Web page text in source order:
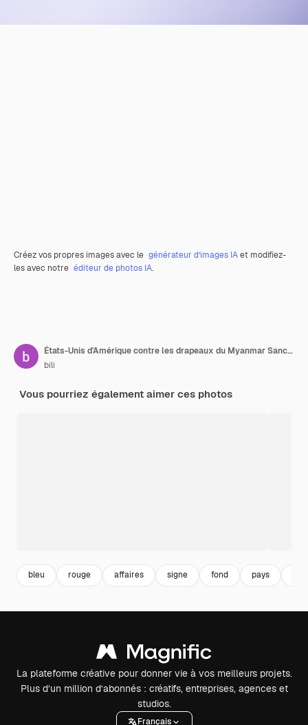
Créez vos propres images avec le générateur d’images IAet modifiez-
les avec notre éditeur de photos IA.
États-Unis d'Amérique contre les drapeaux du Myanmar Sanctions conflit de guerre Politique et relations
bili
Vous pourriez également aimer ces photos
bleu rouge affaires signe fond pays
La plateforme créative pour donner vie à vos meilleurs projets.
Plus d’un million d’abonnés : créatifs, entreprises, agences et
studios.
Français